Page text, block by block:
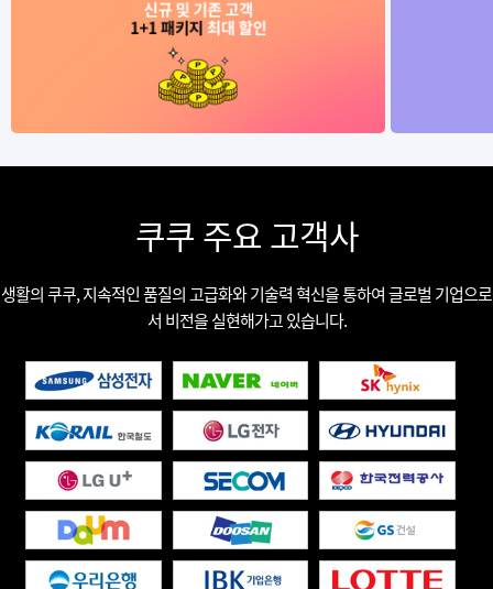
쿠쿠 주요 고객사
생활의 쿠쿠, 지속적인 품질의 고급화와 기술력 혁신을 통하여 글로벌 기업으로
서 비전을 실현해가고 있습니다.